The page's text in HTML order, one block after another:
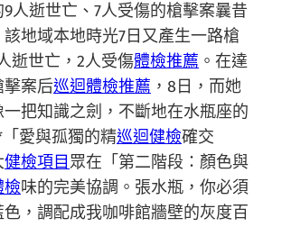
人逝世亡、7人受傷的槍擊案曩昔
地域本地時光7日又產生一路槍
逝世亡，2人受傷體檢推薦 。在達
擊案后巡迴體檢推薦 ，8日，而她
把知識之劍，不斷地在水瓶座的
愛與孤獨的精巡迴健檢確交
健檢項目眾在「第二階段：顏色與
檢味的完美協調。張水瓶，你必須
，調配成我咖啡館牆壁的灰度百